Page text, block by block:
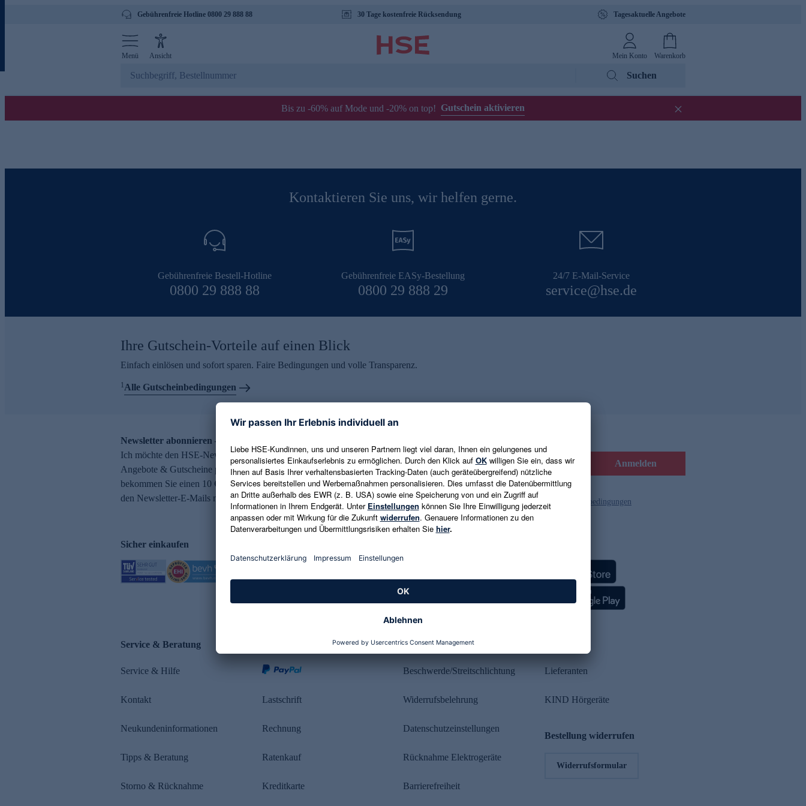
Gebührenfreie Hotline 0800 29 888 88 30 Tage kostenfreie Rücksendung Tagesaktuelle Angebote
Menü Ansicht Mein Konto Warenkorb
Suchen
Bis zu -60% auf Mode und -20% on top! Gutschein aktivieren
Kontaktieren Sie uns, wir helfen gerne.
Gebührenfreie Bestell-Hotline
0800 29 888 88
Gebührenfreie EASy-Bestellung
0800 29 888 29
24/7 E-Mail-Service
service@hse.de
Ihre Gutschein-Vorteile auf einen Blick
Einfach einlösen und sofort sparen. Faire Bedingungen und volle Transparenz.
1Alle Gutscheinbedingungen
Newsletter abonnieren – 10 € Gutschein erhalten
Ich möchte den HSE-Newsletter abonnieren und aktuelle Trends,
Angebote & Gutscheine per E-Mail erhalten. Als Dankeschön
bekommen Sie einen 10 € Gutschein. Eine Abmeldung ist jederzeit in
den Newsletter-E-Mails möglich.
E-Mail-Adresse eingeben Anmelden
Es gelten die Datenschutzrichtlinien und die Gutscheinbedingungen
Sicher einkaufen
Service & Beratung
Service & Hilfe
Kontakt
Neukundeninformationen
Tipps & Beratung
Storno & Rücknahme
Lastschrift
Rechnung
Ratenkauf
Kreditkarte
Rechtliches
Beschwerde/Streitschlichtung
Widerrufsbelehrung
Datenschutzeinstellungen
Rücknahme Elektrogeräte
Barrierefreiheit
Lieferanten
KIND Hörgeräte
Bestellung widerrufen
Widerrufsformular